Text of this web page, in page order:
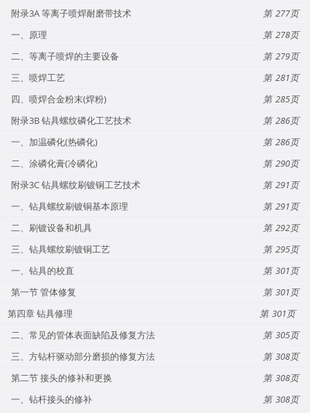
附录3A 等离子喷焊耐磨带技术
277
一、原理
278
二、等离子喷焊的主要设备
279
三、喷焊工艺
281
四、喷焊合金粉末(焊粉)
285
附录3B 钻具螺纹磷化工艺技术
286
一、加温磷化(热磷化)
286
二、涂磷化膏(冷磷化)
290
附录3C 钻具螺纹刷镀铜工艺技术
291
一、钻具螺纹刷镀铜基本原理
291
二、刷镀设备和机具
292
三、钻具螺纹刷镀铜工艺
295
一、钻具的校直
301
第一节 管体修复
301
第四章 钻具修理
301
二、常见的管体表面缺陷及修复方法
305
三、方钻杆驱动部分磨损的修复方法
308
第二节 接头的修补和更换
308
一、钻杆接头的修补
308